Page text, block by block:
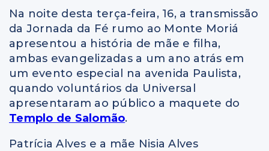
Na noite desta terça-feira, 16, a transmissão
da Jornada da Fé rumo ao Monte Moriá
apresentou a história de mãe e filha,
ambas evangelizadas a um ano atrás em
um evento especial na avenida Paulista,
quando voluntários da Universal
apresentaram ao público a maquete do
Templo de Salomão.
Patrícia Alves e a mãe Nisia Alves